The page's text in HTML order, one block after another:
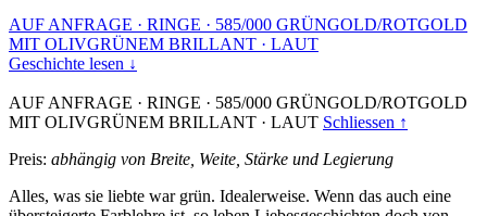
AUF ANFRAGE · RINGE · 585/000 GRÜNGOLD/ROTGOLD
MIT OLIVGRÜNEM BRILLANT · LAUT
Geschichte lesen ↓
AUF ANFRAGE · RINGE · 585/000 GRÜNGOLD/ROTGOLD
MIT OLIVGRÜNEM BRILLANT · LAUT Schliessen ↑
Preis: abhängig von Breite, Weite, Stärke und Legierung
Alles, was sie liebte war grün. Idealerweise. Wenn das auch eine